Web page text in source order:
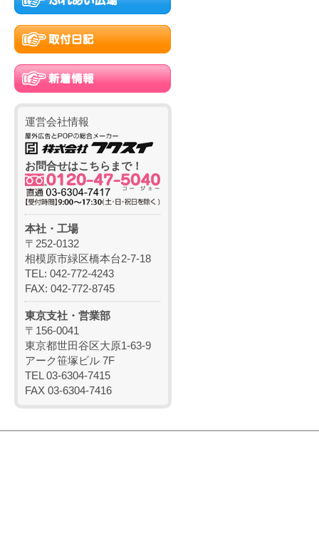
運営会社情報
お問合せはこちらまで！
本社・工場
〒252-0132
相模原市緑区橋本台2-7-18
TEL: 042-772-4243
FAX: 042-772-8745
東京支社・営業部
〒156-0041
東京都世田谷区大原1-63-9
アーク笹塚ビル 7F
TEL 03-6304-7415
FAX 03-6304-7416